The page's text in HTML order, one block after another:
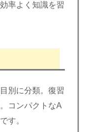
率よく知識を習
別に分類。復習
コンパクトなA
す。